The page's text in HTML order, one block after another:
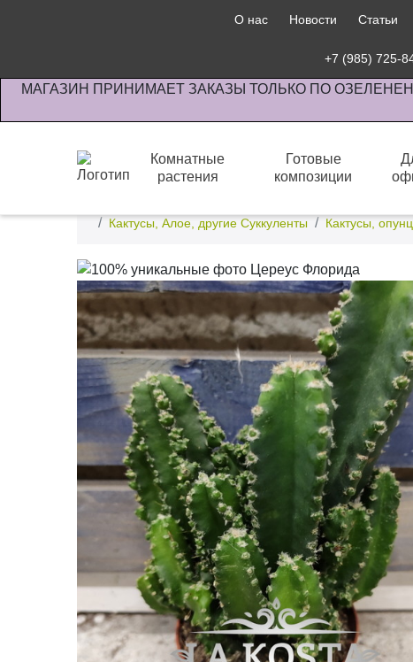
О нас Новости Статьи
+7 (985) 725-
МАГАЗИН ПРИНИМАЕТ ЗАКАЗЫ ТОЛЬКО ПО
Комнатные
растения
Готовые
композиции
Кактусы, Алое, другие Суккуленты
Кактусы,